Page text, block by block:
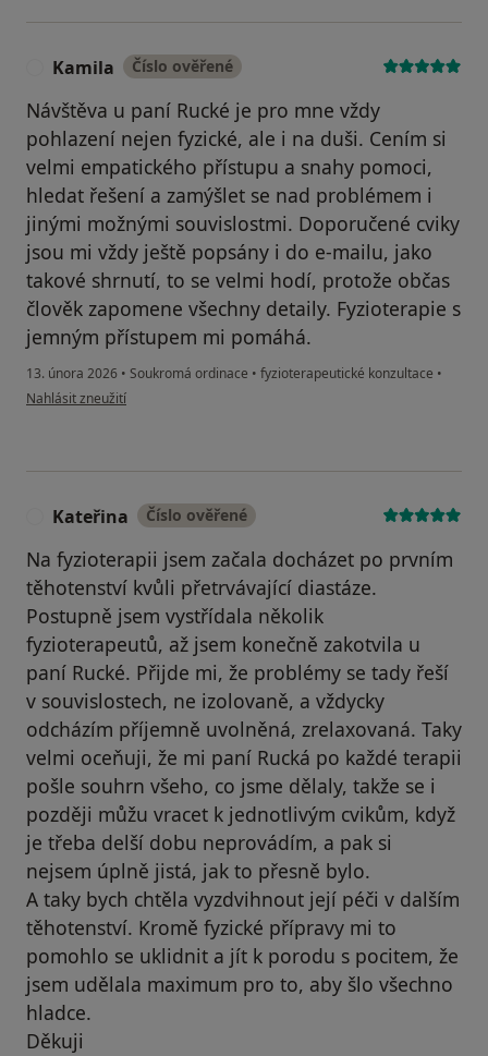
Kamila Číslo ověřené
Návštěva u paní Rucké je pro mne vždy
pohlazení nejen fyzické, ale i na duši. Cením si
velmi empatického přístupu a snahy pomoci,
hledat řešení a zamýšlet se nad problémem i
jinými možnými souvislostmi. Doporučené cviky
jsou mi vždy ještě popsány i do e-mailu, jako
takové shrnutí, to se velmi hodí, protože občas
člověk zapomene všechny detaily. Fyzioterapie s
jemným přístupem mi pomáhá.
13. února 2026 • Soukromá ordinace • fyzioterapeutické konzultace •
podle názoru uživatele Kamila
Nahlásit zneužití
Kateřina Číslo ověřené
Na fyzioterapii jsem začala docházet po prvním
těhotenství kvůli přetrvávající diastáze.
Postupně jsem vystřídala několik
fyzioterapeutů, až jsem konečně zakotvila u
paní Rucké. Přijde mi, že problémy se tady řeší
v souvislostech, ne izolovaně, a vždycky
odcházím příjemně uvolněná, zrelaxovaná. Taky
velmi oceňuji, že mi paní Rucká po každé terapii
pošle souhrn všeho, co jsme dělaly, takže se i
později můžu vracet k jednotlivým cvikům, když
je třeba delší dobu neprovádím, a pak si
nejsem úplně jistá, jak to přesně bylo.
A taky bych chtěla vyzdvihnout její péči v dalším
těhotenství. Kromě fyzické přípravy mi to
pomohlo se uklidnit a jít k porodu s pocitem, že
jsem udělala maximum pro to, aby šlo všechno
hladce.
Děkuji